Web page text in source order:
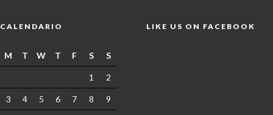
CALENDARIO
M T W T F S S
1 2
3 4 5 6 7 8 9
LIKE US ON FACEBOOK